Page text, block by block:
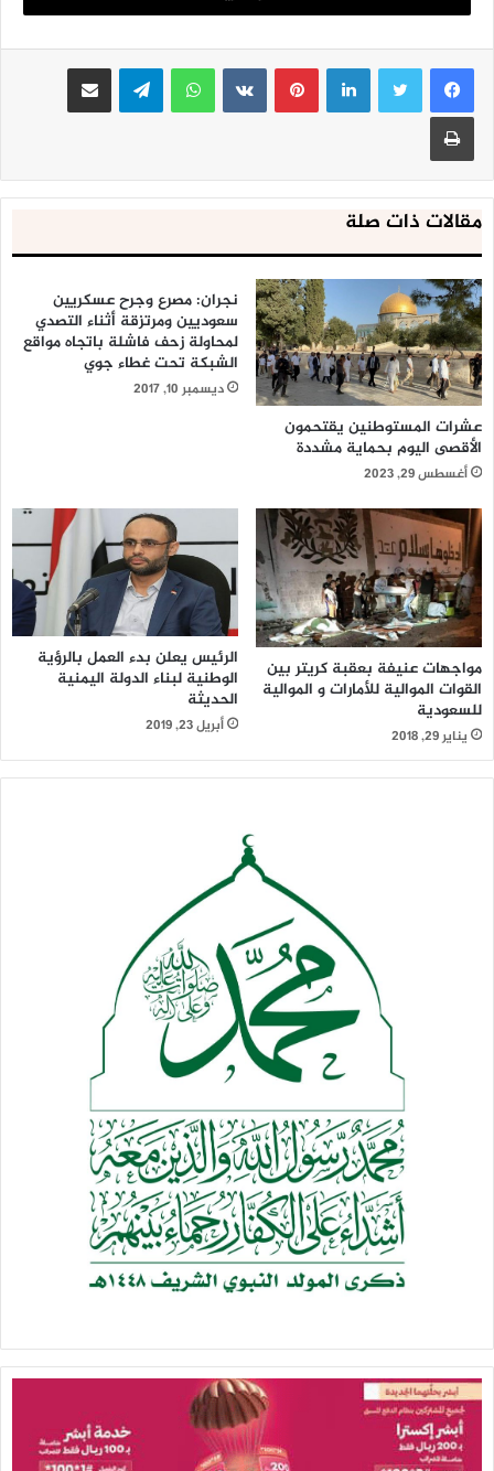
لينكدإنبينتيريست واتساب تيلقرام مشاركة عبر البريد
طباعة
مقالات ذات صلة
عشرات المستوطنين يقتحمون
الأقصى اليوم بحماية مشددة
أغسطس 29, 2023
نجران: مصرع وجرح عسكريين
سعوديين ومرتزقة أثناء التصدي
لمحاولة زحف فاشلة باتجاه مواقع
الشبكة تحت غطاء جوي
ديسمبر 10, 2017
مواجهات عنيفة بعقبة كريتر بين
القوات الموالية للأمارات و الموالية
للسعودية
يناير 29, 2018
الرئيس يعلن بدء العمل بالرؤية
الوطنية لبناء الدولة اليمنية
الحديثة
أبريل 23, 2019